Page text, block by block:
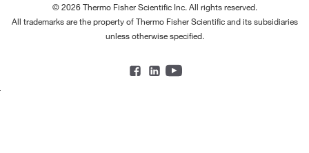
© 2026 Thermo Fisher Scientific Inc. All rights reserved.
All trademarks are the property of Thermo Fisher Scientific and its subsidiaries
unless otherwise specified.